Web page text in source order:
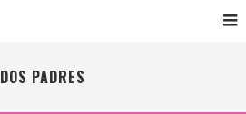
DOS PADRES